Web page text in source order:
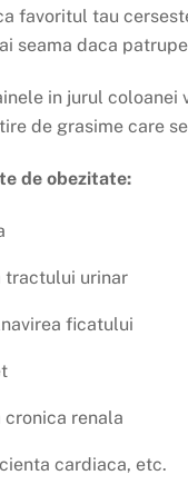
favoritul tau
seama daca
in jurul coloanei
de grasime care
de obezitate:
tractului urinar
ficatului
cronica renala
cardiaca, etc.